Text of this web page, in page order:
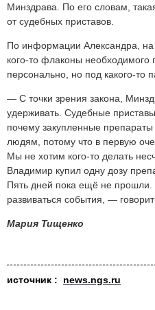
Минздрава. По его словам,
от судебных приставов.
По информации Александра, на
кого-то флаконы необходимого
персонально, но под какого-то
— С точки зрения закона,
удерживать. Судебные
почему закупленные препараты
людям, потому что в первую
Мы не хотим кого-то делать
Владимир купил одну дозу
Пять дней пока ещё не
развиваться события, —
Мария Тищенко
источник : news.ngs.ru